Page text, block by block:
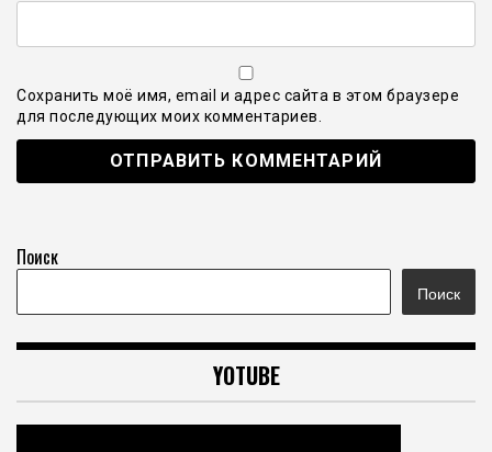
Сохранить моё имя, email и адрес сайта в этом браузере
для последующих моих комментариев.
Поиск
Поиск
YOTUBE